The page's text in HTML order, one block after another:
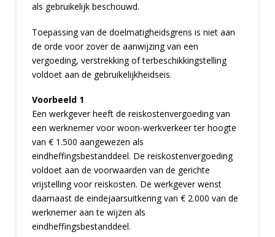
als gebruikelijk beschouwd.
Toepassing van de doelmatigheidsgrens is niet aan
de orde voor zover de aanwijzing van een
vergoeding, verstrekking of terbeschikkingstelling
voldoet aan de gebruikelijkheidseis.
Voorbeeld 1
Een werkgever heeft de reiskostenvergoeding van
een werknemer voor woon-werkverkeer ter hoogte
van € 1.500 aangewezen als
eindheffingsbestanddeel. De reiskostenvergoeding
voldoet aan de voorwaarden van de gerichte
vrijstelling voor reiskosten. De werkgever wenst
daarnaast de eindejaarsuitkering van € 2.000 van de
werknemer aan te wijzen als
eindheffingsbestanddeel.